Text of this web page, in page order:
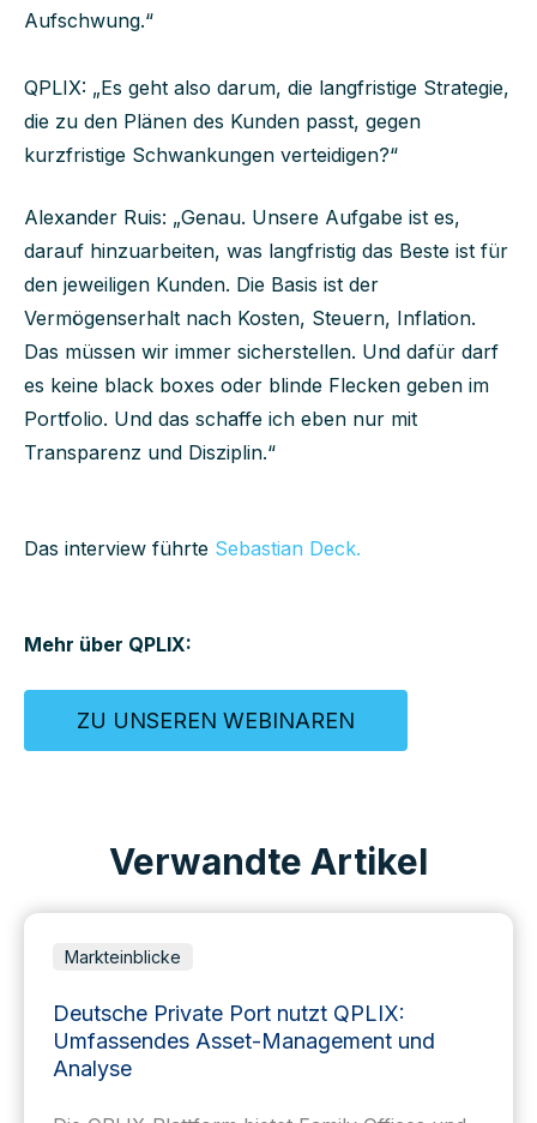
Aufschwung.“
QPLIX: „Es geht also darum, die langfristige Strategie,
die zu den Plänen des Kunden passt, gegen
kurzfristige Schwankungen verteidigen?“
Alexander Ruis: „Genau. Unsere Aufgabe ist es,
darauf hinzuarbeiten, was langfristig das Beste ist für
den jeweiligen Kunden. Die Basis ist der
Vermögenserhalt nach Kosten, Steuern, Inflation.
Das müssen wir immer sicherstellen. Und dafür darf
es keine black boxes oder blinde Flecken geben im
Portfolio. Und das schaffe ich eben nur mit
Transparenz und Disziplin.“
Das interview führte Sebastian Deck.
Mehr über QPLIX:
ZU UNSEREN WEBINAREN
Verwandte Artikel